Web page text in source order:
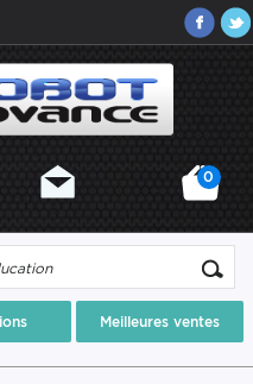
0
Meilleures ventes